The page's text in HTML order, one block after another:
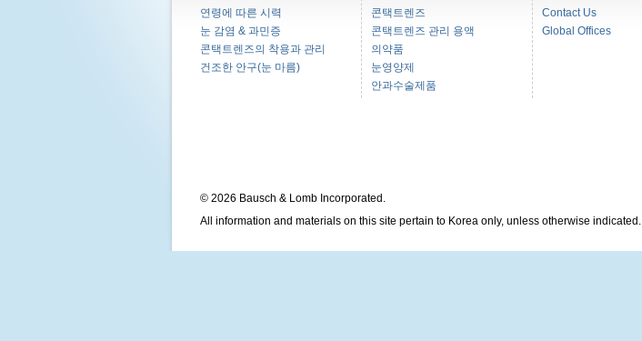
연령에 따른 시력
눈 감염 & 과민증
콘택트렌즈의 착용과 관리
건조한 안구(눈 마름)
콘택트렌즈
콘택트렌즈 관리 용액
의약품
눈영양제
안과수술제품
Contact Us
Global Offices
© 2026 Bausch & Lomb Incorporated.
All information and materials on this site pertain to Korea only, unless otherwise indicated.